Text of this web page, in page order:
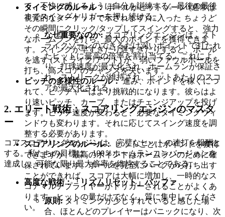
タイミングのルール： ボールがヒットゾーン (通常は
視覚的なターゲットで示されます) に入った ちょうど
その瞬間にクリック/タップしてスイングすると、強力
なホームランを打ち、最大のポイントを獲得できま
す。スイングが早すぎたり遅すぎたりすると、ボール
を逃す (ストライク/アウト) か、弱いファウルボールを
打ち、高スコアのチャンスを失います。
ピッチの多様性のルール：進み、ポイントを稼ぐにつ
れて、ピッチャーはより挑戦的になります。彼らはよ
り速いピッチ、カーブ、またはチェンジアップを投げ
ます。ピッチ速度が変わると、必要なタイミングウィ
ンドウも変わります。それに応じてスイング速度を調
整する必要があります。
スコアリングのルール： ヒットごとにポイントを獲得
できますが、最高のポイントはホームランのために確
保されています。ボールを完全にパークから打ち出す
ことができれば、スコアは大幅に増加し、一時的なス
コアマルチプライヤーがトリガーされることがよくあ
ります。ヒットの量だけでなく、質に集中してくださ
い。
て、不快に感じるように自分を訓練する。最後の最後
までスイングトリガーを押し続ける。
なぜ重要なのか: スコアリングエンジンは、スト
ライクゾーンのできるだけ深いポイントで打たれ
たヒットに最高の倍率を割り当てる。これによ
り、打球速度が最大化され、ホームランが保証さ
れ、ストリークが維持され、ヒットあたりのスコ
アが最大化される。
2. エリート戦術：スコアリングエンジンのマスタ
ー
コアスコアリングエンジンは、完璧なヒットの連打を報酬と
する。私たちの目標は、100％ホームランコンバージョンを
達成し、可能な限り最大倍率を維持することである。
高度な戦術：「リズムリセット」バッファ
原則:タイミングが少しずれていると感じた場
合、ほとんどのプレイヤーはパニックになり、次